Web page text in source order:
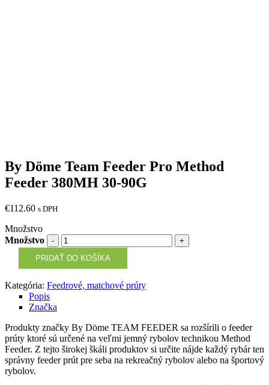
By Döme Team Feeder Pro Method
Feeder 380MH 30-90G
€112.60 s DPH
Množstvo
Množstvo
PRIDAŤ DO KOŠÍKA
Kategória: Feedrové, matchové prúty
Popis
Značka
Produkty značky By Döme TEAM FEEDER sa rozšírili o feeder
prúty ktoré sú určené na veľmi jemný rybolov technikou Method
Feeder. Z tejto širokej škáli produktov si určite nájde každý rybár ten
správny feeder prút pre seba na rekreačný rybolov alebo na športový
rybolov.